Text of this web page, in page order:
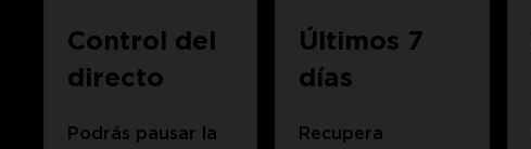
Control del
directo
Podrás pausar la
Últimos 7
días
Recupera